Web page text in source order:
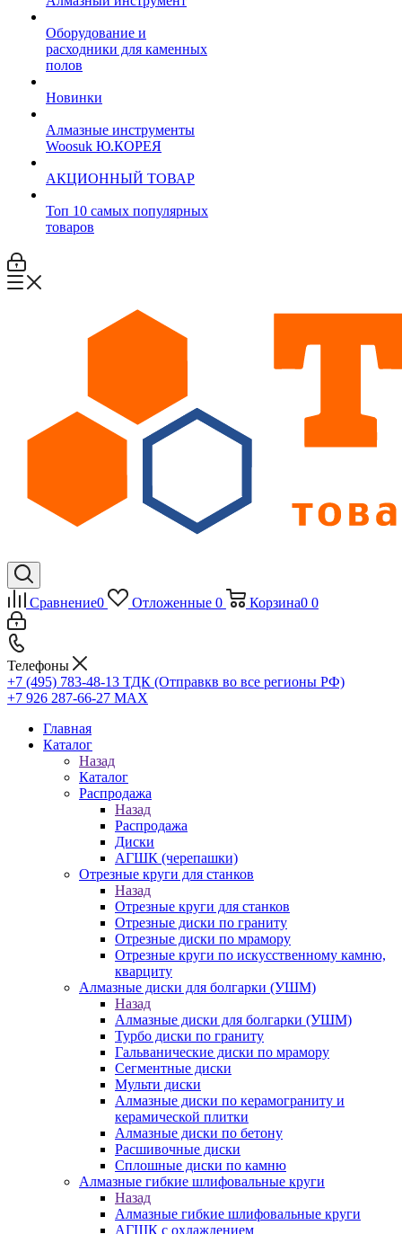
Оборудование и
расходники для каменных
полов
Новинки
Алмазные инструменты
Woosuk Ю.КОРЕЯ
АКЦИОННЫЙ ТОВАР
Топ 10 самых популярных
товаров
Сравнение0 Отложенные 0 Корзина0 0
Телефоны
+7 (495) 783-48-13 ТДК (Отправкв во все регионы РФ)
+7 926 287-66-27 МАХ
Главная
Каталог
Назад
Каталог
Распродажа
Назад
Распродажа
Диски
АГШК (черепашки)
Отрезные круги для станков
Назад
Отрезные круги для станков
Отрезные диски по граниту
Отрезные диски по мрамору
Отрезные круги по искусственному камню,
кварциту
Алмазные диски для болгарки (УШМ)
Назад
Алмазные диски для болгарки (УШМ)
Турбо диски по граниту
Гальванические диски по мрамору
Сегментные диски
Мульти диски
Алмазные диски по керамограниту и
керамической плитки
Алмазные диски по бетону
Расшивочные диски
Сплошные диски по камню
Алмазные гибкие шлифовальные круги
Назад
Алмазные гибкие шлифовальные круги
АГШК с охлаждением